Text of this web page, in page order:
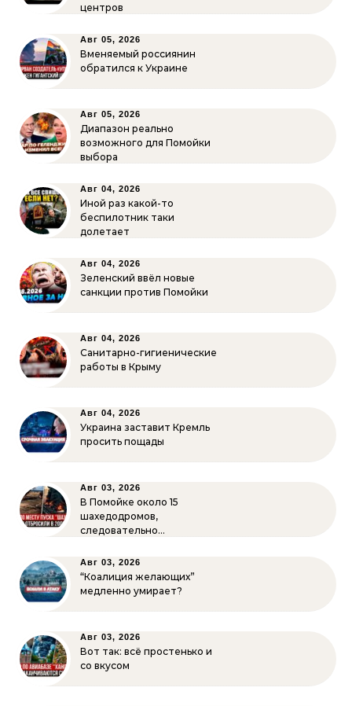
центров
Авг 05, 2026
Вменяемый россиянин
обратился к Украине
Авг 05, 2026
Диапазон реально
возможного для Помойки
выбора
Авг 04, 2026
Иной раз какой-то
беспилотник таки
долетает
Авг 04, 2026
Зеленский ввёл новые
санкции против Помойки
Авг 04, 2026
Санитарно-гигиенические
работы в Крыму
Авг 04, 2026
Украина заставит Кремль
просить пощады
Авг 03, 2026
В Помойке около 15
шахедодромов,
следовательно…
Авг 03, 2026
“Коалиция желающих”
медленно умирает?
Авг 03, 2026
Вот так: всё простенько и
со вкусом